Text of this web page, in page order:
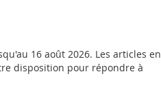
16 août 2026. Les articles en
disposition pour répondre à